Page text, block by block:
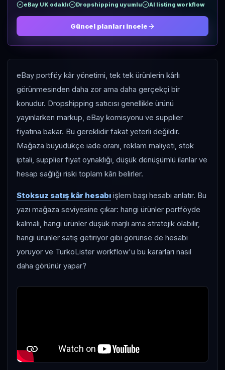
eBay UK odaklı Dropshipping uyumlu AI listing workflow
Güncel planları incele
eBay portföy kâr yönetimi, tek tek ürünlerin kârlı
görünmesinden daha zor ama daha gerçekçi bir
konudur. Dropshipping satıcısı genellikle ürünü
yayınlarken markup, eBay komisyonu ve supplier
fiyatına bakar. Bu gereklidir fakat yeterli değildir.
Mağaza büyüdükçe iade oranı, reklam maliyeti, stok
iptali, supplier fiyat oynaklığı, düşük dönüşümlü ilanlar ve
hesap sağlığı riski toplam kârı belirler.
Stoksuz satış kâr hesabı işlem başı hesabı anlatır. Bu
yazı mağaza seviyesine çıkar: hangi ürünler portföyde
kalmalı, hangi ürünler düşük marjlı ama stratejik olabilir,
hangi ürünler satış getiriyor gibi görünse de hesabı
yoruyor ve TurkoLister workflow'u bu kararları nasıl
daha görünür yapar?